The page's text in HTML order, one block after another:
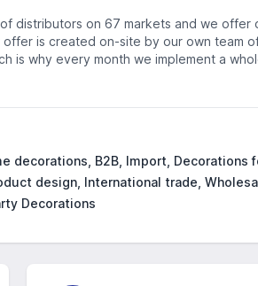
distributors on 67 markets and we offer
is created on-site by our own team
is why every month we implement a
decorations, B2B, Import, Decorations
design, International trade,
Decorations